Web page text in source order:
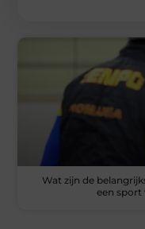
Wat zijn de
een sport